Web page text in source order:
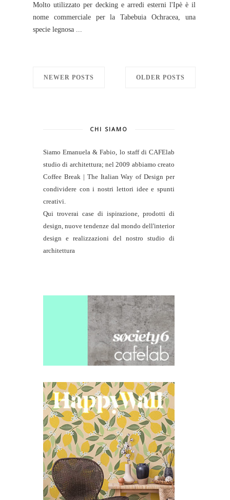
Molto utilizzato per decking e arredi esterni l'Ipè è il
nome commerciale per la Tabebuia Ochracea, una
specie legnosa ...
NEWER POSTS OLDER POSTS
CHI SIAMO
Siamo Emanuela & Fabio, lo staff di CAFElab
studio di architettura; nel 2009 abbiamo creato
Coffee Break | The Italian Way of Design per
condividere con i nostri lettori idee e spunti
creativi.
Qui troverai case di ispirazione, prodotti di
design, nuove tendenze dal mondo dell'interior
design e realizzazioni del nostro studio di
architettura